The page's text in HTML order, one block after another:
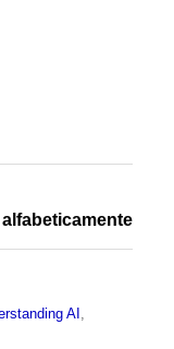
alfabeticamente
AI